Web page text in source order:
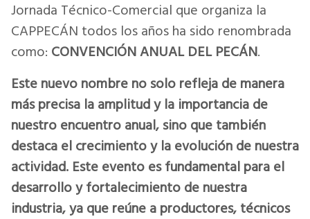
Jornada Técnico-Comercial que organiza la
CAPPECÁN todos los años ha sido renombrada
como: CONVENCIÓN ANUAL DEL PECÁN.
Este nuevo nombre no solo refleja de manera
más precisa la amplitud y la importancia de
nuestro encuentro anual, sino que también
destaca el crecimiento y la evolución de nuestra
actividad. Este evento es fundamental para el
desarrollo y fortalecimiento de nuestra
industria, ya que reúne a productores, técnicos